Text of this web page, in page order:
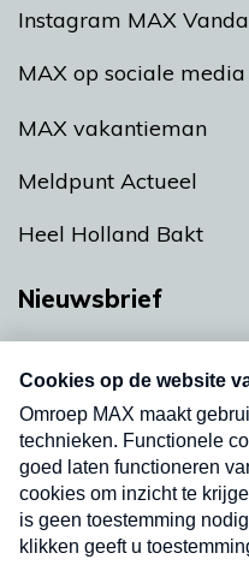
Instagram MAX
MAX op sociale media
MAX vakantieman
Meldpunt Actueel
Heel Holland Bakt
Nieuwsbrief
nieuwsbrief. Elke
uw mailbox.